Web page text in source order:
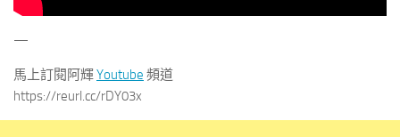
—
馬上訂閱阿輝Youtube 頻道
https://reurl.cc/rDY03x